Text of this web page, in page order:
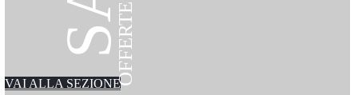
OFFERTE
VAI ALLA SEZIONE